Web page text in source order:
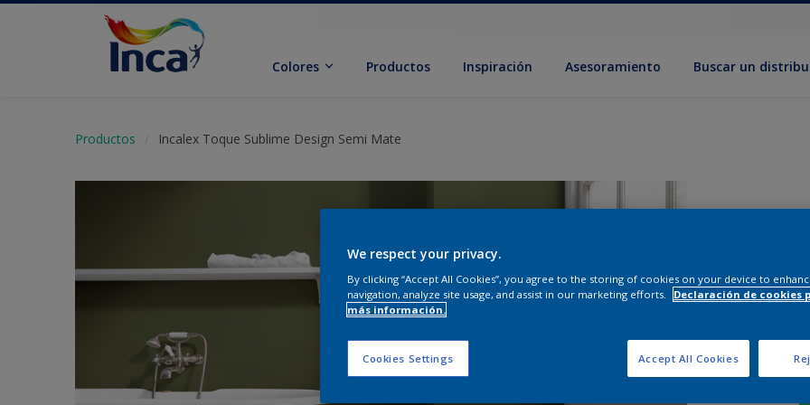
Colores Productos Inspiración Asesoramiento Buscar un
Productos Incalex Toque Sublime Design Semi Mate
We respect your privacy.
By clicking “Accept All Cookies”, you agree to the storing of cookies on your device to
navigation, analyze site usage, and assist in our marketing efforts.
Declaración de cookies
más información.
Cookies Settings Accept All Cookies